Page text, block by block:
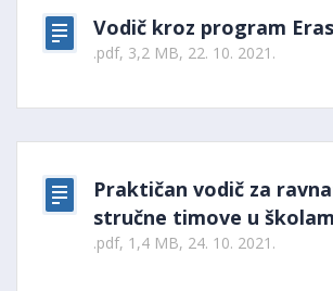
Vodič kroz program
.pdf, 3,2 MB, 22. 10. 2021.
Praktičan vodič za
stručne timove u
.pdf, 1,4 MB, 24. 10. 2021.